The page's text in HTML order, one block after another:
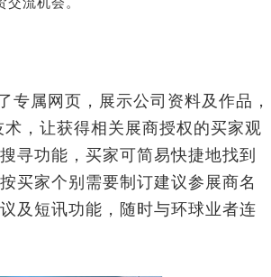
属网页，展示公司资料及作品，
，让获得相关展商授权的买家观
寻功能，买家可简易快捷地找到
买家个别需要制订建议参展商名
及短讯功能，随时与环球业者连